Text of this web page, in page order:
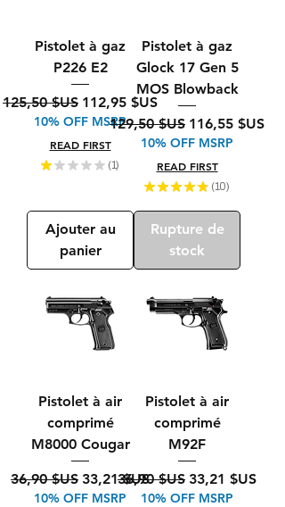
Pistolet à gaz
P226 E2
Prix original
125,50 $US Prix promotionnel
112,95 $US
10% OFF MSRP
READ FIRST
★ ★ ★ ★ ★ 1
1
Ajouter au
panier
Pistolet à gaz
Glock 17 Gen 5
MOS Blowback
Prix original
129,50 $US Prix
116,55 $US
10% OFF MSRP
READ FIRST
★ ★ ★ ★ ★ 10
10
Rupture de
stock
Pistolet à air
comprimé
M8000 Cougar
Prix original
36,90 $US Prix promotionnel
33,21 $US
10% OFF MSRP
Pistolet à air
comprimé
M92F
Prix original
36,90 $US Prix
33,21 $US
10% OFF MSRP